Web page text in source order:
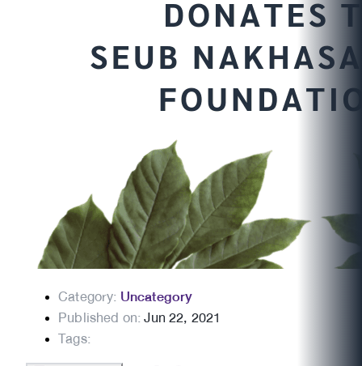
Category: Uncategory
Published on:Jun 22, 2021
Tags: